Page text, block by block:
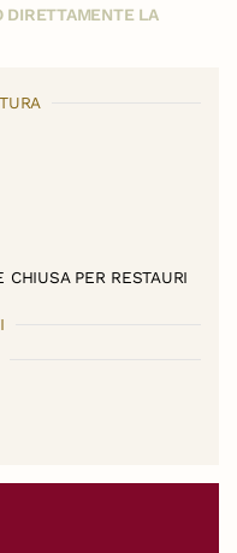
DIRETTAMENTE LA
CHIUSA PER RESTAURI